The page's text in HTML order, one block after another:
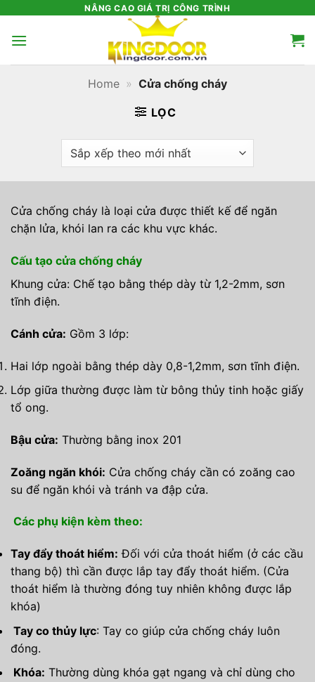
nội
NÂNG CAO GIÁ TRỊ CÔNG TRÌNH
Home » Cửa chống cháy
LỌC
Cửa chống cháy là loại cửa được thiết kế để ngăn
chặn lửa, khói lan ra các khu vực khác.
Cấu tạo cửa chống cháy
Khung cửa: Chế tạo bằng thép dày từ 1,2-2mm, sơn
tĩnh điện.
Cánh cửa: Gồm 3 lớp:
Hai lớp ngoài bằng thép dày 0,8-1,2mm, sơn tĩnh điện.
Lớp giữa thường được làm từ bông thủy tinh hoặc giấy
tổ ong.
Bậu cửa: Thường bằng inox 201
Zoăng ngăn khói: Cửa chống cháy cần có zoăng cao
su để ngăn khói và tránh va đập cửa.
Các phụ kiện kèm theo:
Tay đẩy thoát hiểm: Đối với cửa thoát hiểm (ở các cầu
thang bộ) thì cần được lắp tay đẩy thoát hiểm. (Cửa
thoát hiểm là thường đóng tuy nhiên không được lắp
khóa)
Tay co thủy lực: Tay co giúp cửa chống cháy luôn
đóng.
Khóa: Thường dùng khóa gạt ngang và chỉ dùng cho